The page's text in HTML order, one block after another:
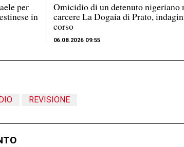
per
in
Omicidio di un detenuto nigeriano
carcere La Dogaia di Prato,
corso
06.08.2026 09:55
REVISIONE